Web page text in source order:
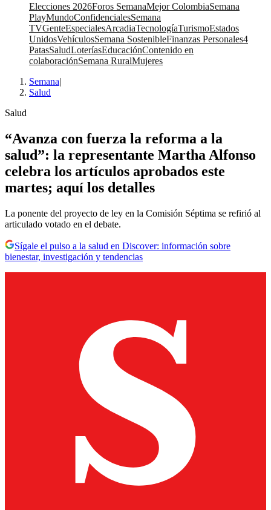
Elecciones 2026Foros SemanaMejor ColombiaSemana
PlayMundoConfidencialesSemana
TVGenteEspecialesArcadiaTecnologíaTurismoEstados
UnidosVehículosSemana SostenibleFinanzas Personales4
PatasSaludLoteríasEducaciónContenido en
colaboraciónSemana RuralMujeres
Semana|
Salud
Salud
“Avanza con fuerza la reforma a la
salud”: la representante Martha Alfonso
celebra los artículos aprobados este
martes; aquí los detalles
La ponente del proyecto de ley en la Comisión Séptima se refirió al
articulado votado en el debate.
Sígale el pulso a la salud en Discover: información sobre
bienestar, investigación y tendencias